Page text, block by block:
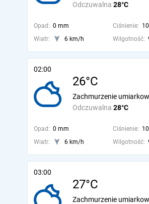
Odczuwalna 28°C
Opad: 0 mm Ciśnienie:
Wiatr:
6 km/h Wilgotność:
02:00
26°C
Odczuwalna 28°C
Zachmurzenie
Opad: 0 mm Ciśnienie:
Wiatr:
6 km/h Wilgotność:
03:00
27°C
Zachmurzenie